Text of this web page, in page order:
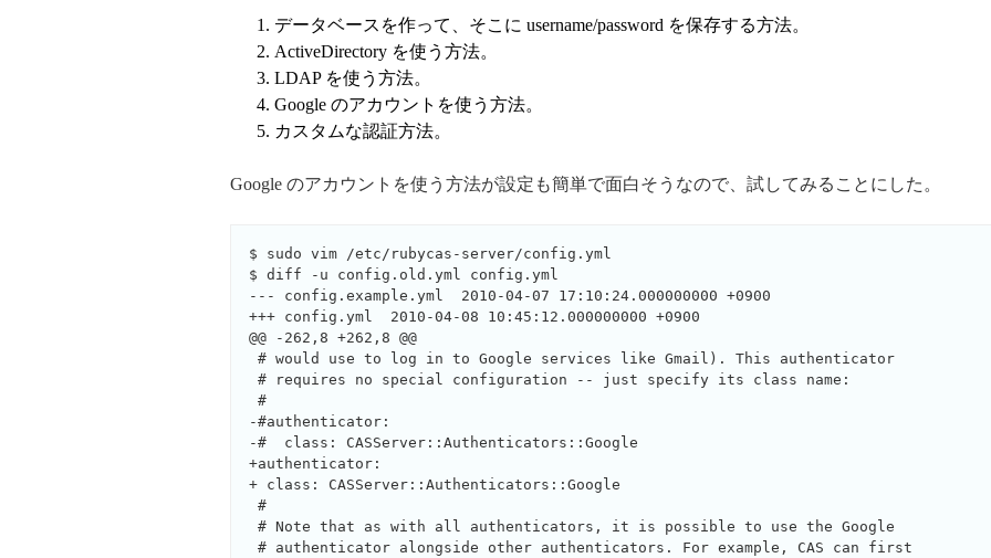
データベースを作って、そこに username/password を保存する方法。
ActiveDirectory を使う方法。
LDAP を使う方法。
Google のアカウントを使う方法。
カスタムな認証方法。
Google のアカウントを使う方法が設定も簡単で面白そうなので、試してみることにした。
$ sudo vim /etc/rubycas-server/config.yml
$ diff -u config.old.yml config.yml
--- config.example.yml  2010-04-07 17:10:24.000000000 +0900
+++ config.yml  2010-04-08 10:45:12.000000000 +0900
@@ -262,8 +262,8 @@
# would use to log in to Google services like Gmail). This authenticator
# requires no special configuration -- just specify its class name:
#
-#authenticator:
-#  class: CASServer::Authenticators::Google
+authenticator:
+ class: CASServer::Authenticators::Google
#
# Note that as with all authenticators, it is possible to use the Google